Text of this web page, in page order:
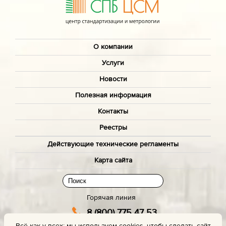
О компании
Услуги
Новости
Полезная информация
Контакты
Реестры
Действующие технические регламенты
Карта сайта
Горячая линия
8 (800) 775 47 53